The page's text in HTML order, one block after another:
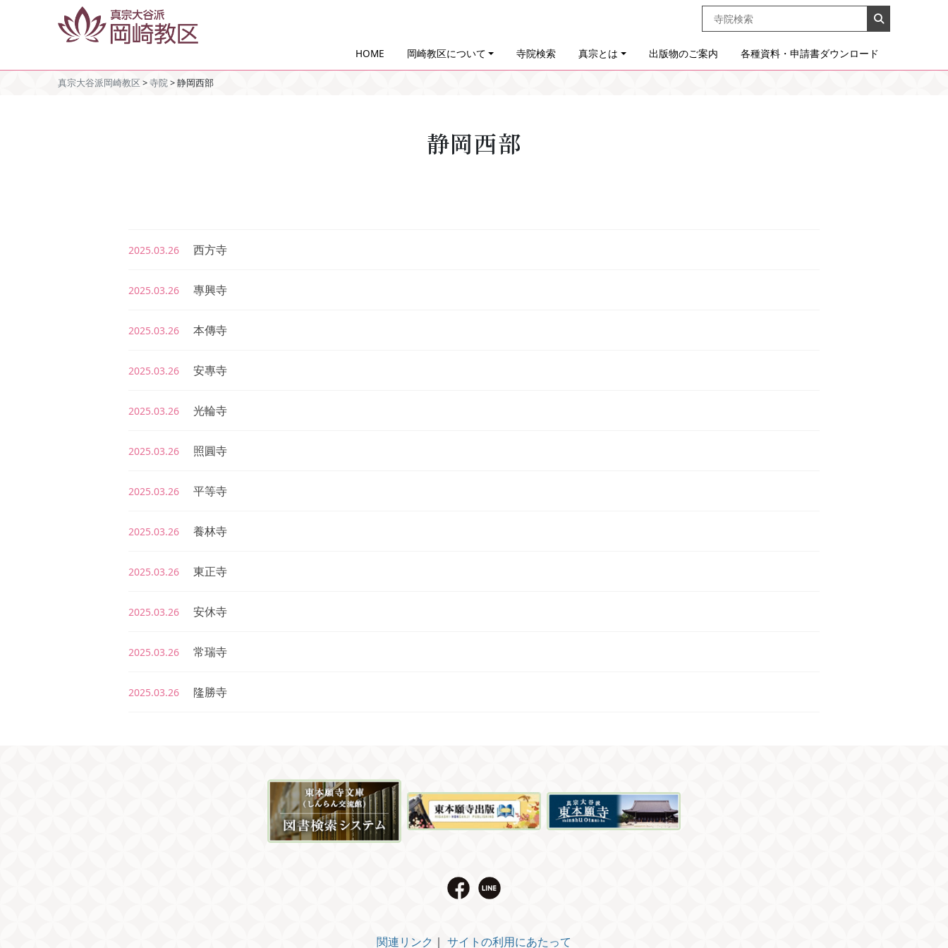
HOME 岡崎教区について 寺院検索 真宗とは 出版物のご案内 各種資料・申請書ダウンロード
真宗大谷派岡崎教区 >寺院>静岡西部
静岡西部
2025.03.26 西方寺
2025.03.26 專興寺
2025.03.26 本傳寺
2025.03.26 安專寺
2025.03.26 光輪寺
2025.03.26 照圓寺
2025.03.26 平等寺
2025.03.26 養林寺
2025.03.26 東正寺
2025.03.26 安休寺
2025.03.26 常瑞寺
2025.03.26 隆勝寺
関連リンク ｜ サイトの利用にあたって